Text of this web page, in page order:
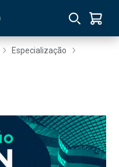
Especialização